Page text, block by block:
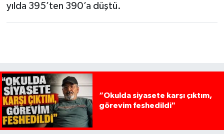
yılda 395’ten 390’a düştü.
“Okulda siyasete karşı çıktım,
görevim feshedildi"